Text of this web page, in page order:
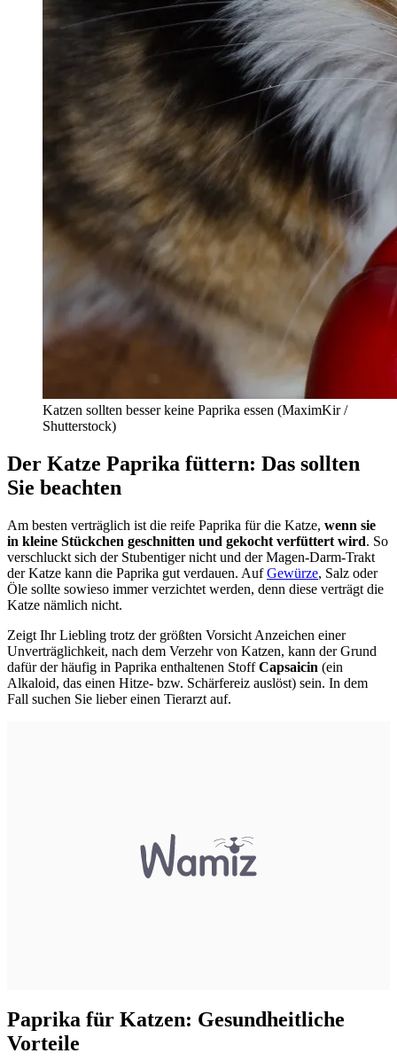
Katzen sollten besser keine Paprika essen (MaximKir /
Shutterstock)
Der Katze Paprika füttern: Das sollten
Sie beachten
Am besten verträglich ist die reife Paprika für die Katze, wenn sie
in kleine Stückchen geschnitten und gekocht verfüttert wird. So
verschluckt sich der Stubentiger nicht und der Magen-Darm-Trakt
der Katze kann die Paprika gut verdauen. AufGewürze, Salz oder
Öle sollte sowieso immer verzichtet werden, denn diese verträgt die
Katze nämlich nicht.
Zeigt Ihr Liebling trotz der größten Vorsicht Anzeichen einer
Unverträglichkeit, nach dem Verzehr von Katzen, kann der Grund
dafür der häufig in Paprika enthaltenen StoffCapsaicin (ein
Alkaloid, das einen Hitze- bzw. Schärfereiz auslöst) sein. In dem
Fall suchen Sie lieber einen Tierarzt auf.
Paprika für Katzen: Gesundheitliche
Vorteile